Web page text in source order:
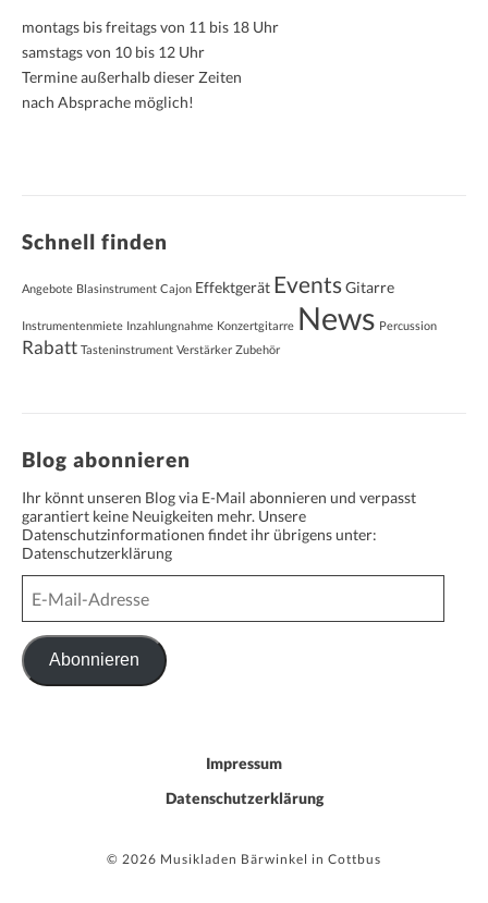
montags bis freitags von 11 bis 18 Uhr
samstags von 10 bis 12 Uhr
Termine außerhalb dieser Zeiten
nach Absprache möglich!
Schnell finden
Angebote Blasinstrument Cajon Effektgerät EventsGitarre
Instrumentenmiete Inzahlungnahme Konzertgitarre News Percussion
Rabatt Tasteninstrument Verstärker Zubehör
Blog abonnieren
Ihr könnt unseren Blog via E-Mail abonnieren und verpasst
garantiert keine Neuigkeiten mehr. Unsere
Datenschutzinformationen findet ihr übrigens unter:
Datenschutzerklärung
Mail-
Adresse
Abonnieren
Impressum
Datenschutzerklärung
© 2026 Musikladen Bärwinkel in Cottbus